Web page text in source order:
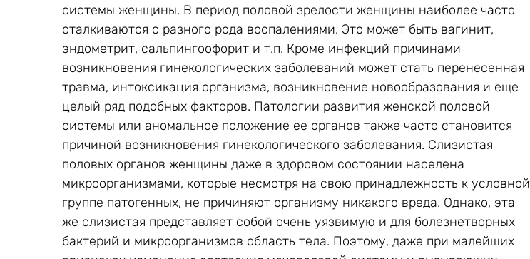
системы женщины. В период половой зрелости женщины наиболее часто
сталкиваются с разного рода воспалениями. Это может быть вагинит,
эндометрит, сальпингоофорит и т.п. Кроме инфекций причинами
возникновения гинекологических заболеваний может стать перенесенная
травма, интоксикация организма, возникновение новообразования и еще
целый ряд подобных факторов. Патологии развития женской половой
системы или аномальное положение ее органов также часто становится
причиной возникновения гинекологического заболевания. Слизистая
половых органов женщины даже в здоровом состоянии населена
микроорганизмами, которые несмотря на свою принадлежность к условной
группе патогенных, не причиняют организму никакого вреда. Однако, эта
же слизистая представляет собой очень уязвимую и для болезнетворных
бактерий и микроорганизмов область тела. Поэтому, даже при малейших